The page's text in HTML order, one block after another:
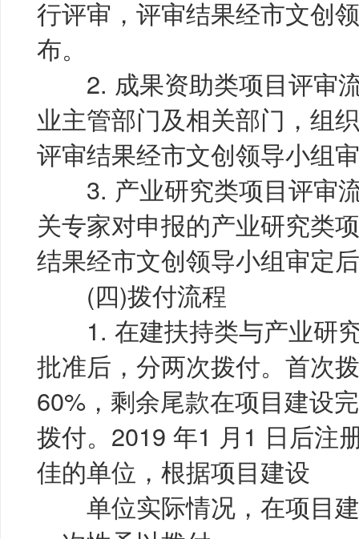
行评审，评审结果经市文创
布。
2. 成果资助类项目评审
业主管部门及相关部门，组
评审结果经市文创领导小组
3. 产业研究类项目评审
关专家对申报的产业研究类
结果经市文创领导小组审定
(四)拨付流程
1. 在建扶持类与产业研
批准后，分两次拨付。首次
60%，剩余尾款在项目建设
拨付。2019 年1 月1 日后注
佳的单位，根据项目建设
单位实际情况，在项目建